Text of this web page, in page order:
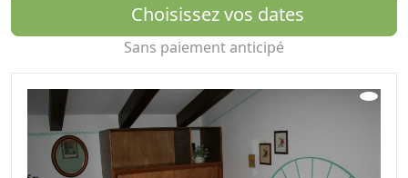
Choisissez vos dates
Sans paiement anticipé